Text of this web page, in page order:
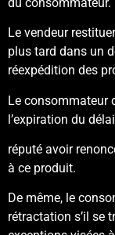
Le vendeur
plus tard dans un
réexpédition des
Le consommateur
l’expiration du
réputé avoir
à ce produit.
De même, le
rétractation s’il se